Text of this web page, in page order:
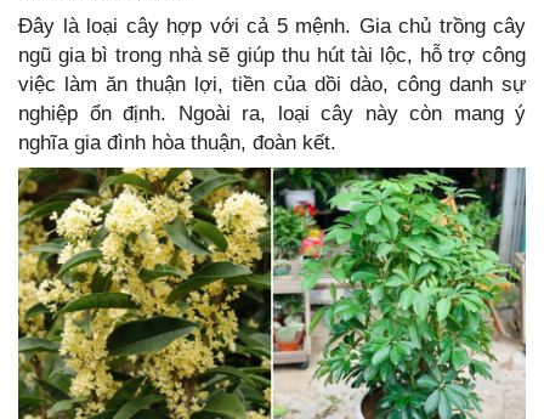
Đây là loại cây hợp với cả 5 mệnh. Gia chủ trồng cây
ngũ gia bì trong nhà sẽ giúp thu hút tài lộc, hỗ trợ công
việc làm ăn thuận lợi, tiền của dồi dào, công danh sự
nghiệp ổn định. Ngoài ra, loại cây này còn mang ý
nghĩa gia đình hòa thuận, đoàn kết.